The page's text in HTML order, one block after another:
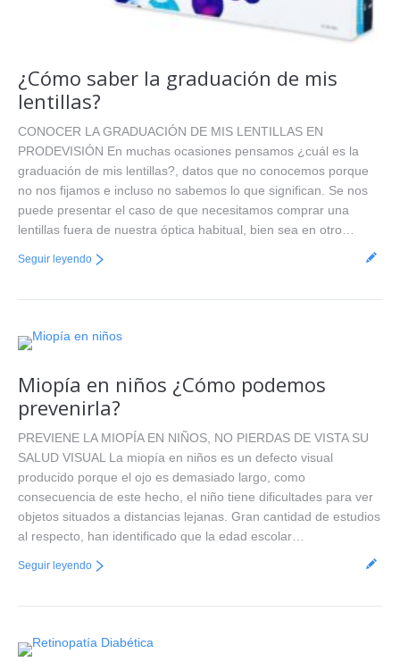
¿Cómo saber la graduación de mis
lentillas?
CONOCER LA GRADUACIÓN DE MIS LENTILLAS EN
PRODEVISIÓN En muchas ocasiones pensamos ¿cuál es la
graduación de mis lentillas?, datos que no conocemos porque
no nos fijamos e incluso no sabemos lo que significan. Se nos
puede presentar el caso de que necesitamos comprar una
lentillas fuera de nuestra óptica habitual, bien sea en otro…
Seguir leyendo
Miopía en niños ¿Cómo podemos
prevenirla?
PREVIENE LA MIOPÍA EN NIÑOS, NO PIERDAS DE VISTA SU
SALUD VISUAL La miopía en niños es un defecto visual
producido porque el ojo es demasiado largo, como
consecuencia de este hecho, el niño tiene dificultades para ver
objetos situados a distancias lejanas. Gran cantidad de estudios
al respecto, han identificado que la edad escolar…
Seguir leyendo